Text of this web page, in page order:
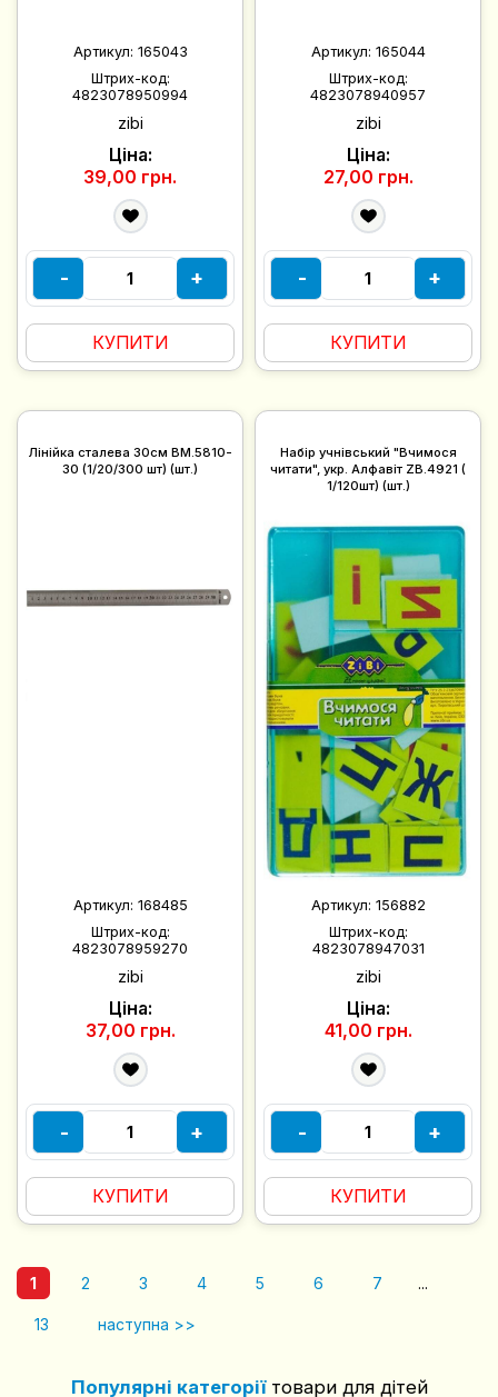
Артикул: 165043
Штрих-код:
4823078950994
zibi
Ціна:
39,00 грн.
- +
КУПИТИ
Артикул: 165044
Штрих-код:
4823078940957
zibi
Ціна:
27,00 грн.
- +
КУПИТИ
Лінійка сталева 30см BM.5810-
30 (1/20/300 шт) (шт.)
Артикул: 168485
Штрих-код:
4823078959270
zibi
Ціна:
37,00 грн.
- +
КУПИТИ
Набір учнівський "Вчимося
читати", укр. Алфавіт ZB.4921 (
1/120шт) (шт.)
Артикул: 156882
Штрих-код:
4823078947031
zibi
Ціна:
41,00 грн.
- +
КУПИТИ
1 2 3 4 5 6 7 ...
13 наступна >>
Популярні категоріїтовари для дітей